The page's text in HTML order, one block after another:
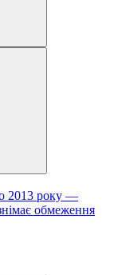
2013 року —
обмеження